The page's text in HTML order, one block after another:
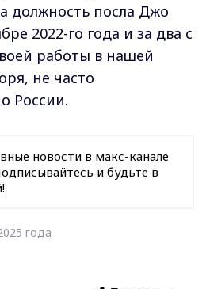
должность посла Джо
2022-го года и за два с
работы в нашей
не часто
России.
новости в макс-канале
и будьте в
года